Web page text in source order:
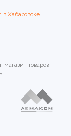
в Хабаровске
товаров